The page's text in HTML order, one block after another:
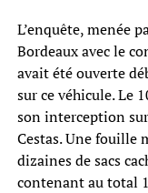
L’enquête, menée
Bordeaux avec le
avait été ouverte
sur ce véhicule. Le
son interception
Cestas. Une fouille
dizaines de sacs
contenant au total